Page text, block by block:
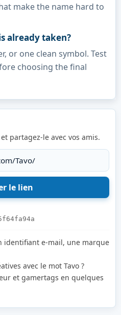
make the name hard to
already taken?
or one clean symbol. Test
choosing the final
partagez-le avec vos amis.
identifiant e-mail, une marque
avec le mot Tavo ?
et gamertags en quelques